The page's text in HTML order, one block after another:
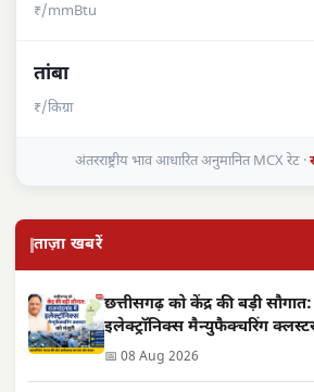
₹/mmBtu
तांबा
₹/किग्रा
अंतरराष्ट्रीय भाव आधारित अनुमानित MCX रेट ·
ताज़ा खबरें
छत्तीसगढ़ को केंद्र की बड़ी
इलेक्ट्रॉनिक्स मैन्युफैक्चरिंग
📅 08 Aug 2026